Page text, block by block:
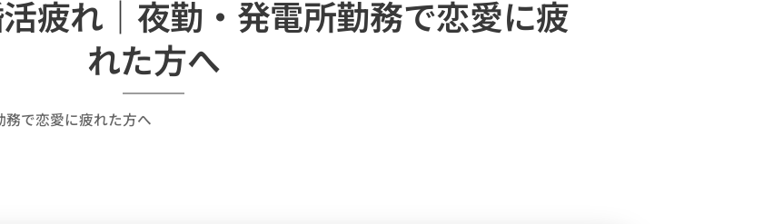
疲れ｜夜勤・発電所勤務で恋愛に疲
れた方へ
で恋愛に疲れた方へ